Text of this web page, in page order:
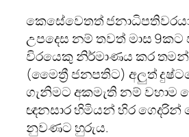
කෙසේවෙතත්
උපදෙස නම් තවත් මාස 9කට
විරයෙකු නිර්මාණය කර
(මෛත්‍රී ජනපතිට) අලුත්
ගැනිමට අකමැති නම් වහාම
ඥනසාර හිමියන් හිර ගෙදරින්
නුවණට හුරුය.